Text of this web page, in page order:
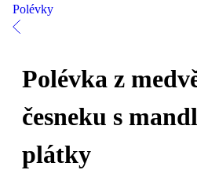
Polévky
Polévka z
česneku s
plátky